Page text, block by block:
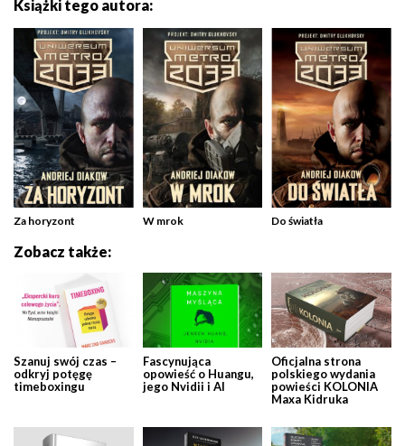
Książki tego autora:
Za horyzont W mrok Do światła
Zobacz także:
Szanuj swój czas –
odkryj potęgę
timeboxingu
Fascynująca
opowieść o Huangu,
jego Nvidii i AI
Oficjalna strona
polskiego wydania
powieści KOLONIA
Maxa Kidruka